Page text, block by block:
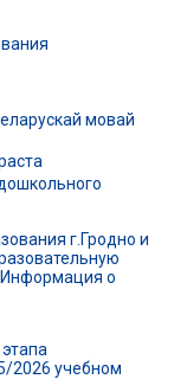
мовай
г.Гродно и
о
2026 учебном